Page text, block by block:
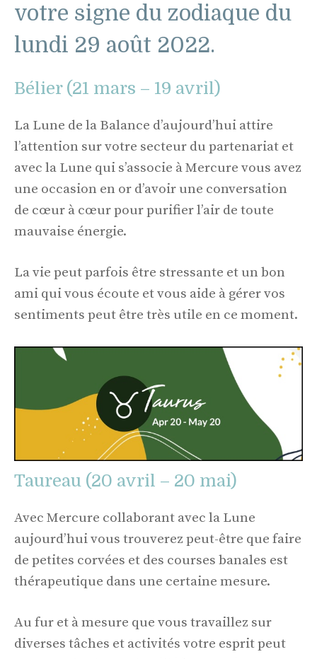
votre signe du zodiaque du
lundi 29 août 2022.
Bélier (21 mars – 19 avril)
La Lune de la Balance d’aujourd’hui attire
l’attention sur votre secteur du partenariat et
avec la Lune qui s’associe à Mercure vous avez
une occasion en or d’avoir une conversation
de cœur à cœur pour purifier l’air de toute
mauvaise énergie.
La vie peut parfois être stressante et un bon
ami qui vous écoute et vous aide à gérer vos
sentiments peut être très utile en ce moment.
Taureau (20 avril – 20 mai)
Avec Mercure collaborant avec la Lune
aujourd’hui vous trouverez peut-être que faire
de petites corvées et des courses banales est
thérapeutique dans une certaine mesure.
Au fur et à mesure que vous travaillez sur
diverses tâches et activités votre esprit peut